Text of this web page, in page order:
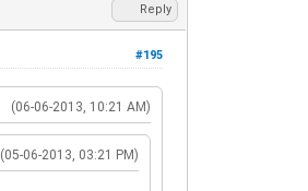
Reply
#195
(06-06-2013, 10:21 AM)
(05-06-2013, 03:21 PM)